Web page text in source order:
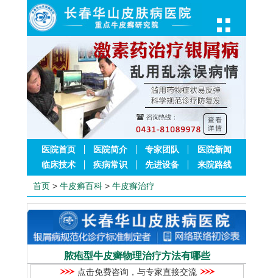
医院首页 医院简介 专家团队
医院新闻
临床技术
疾病常识 先进设备 来院路线
首页 > 牛皮癣百科 > 牛皮癣治疗
脓疱型牛皮癣物理治疗方法有哪些
点击免费咨询，与专家直接交流